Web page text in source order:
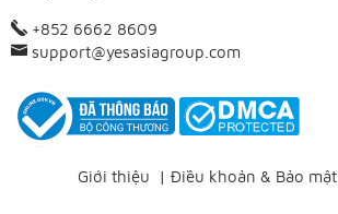
+852 6662 8609
support@yesasiagroup.com
Giới thiệu | Điều khoản & Bảo mật